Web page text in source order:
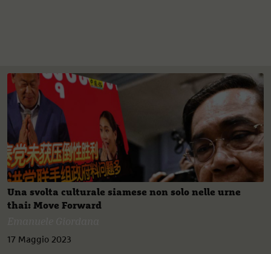
Una svolta culturale siamese non solo nelle urne
thai: Move Forward
17 Maggio 2023